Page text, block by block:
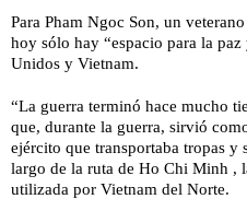
Para Pham Ngoc Son, un
hoy sólo hay “espacio para la paz
Unidos y Vietnam.
“La guerra terminó hace mucho
que, durante la guerra, sirvió
ejército que transportaba tropas y
largo de la ruta de Ho Chi Minh ,
utilizada por Vietnam del Norte.